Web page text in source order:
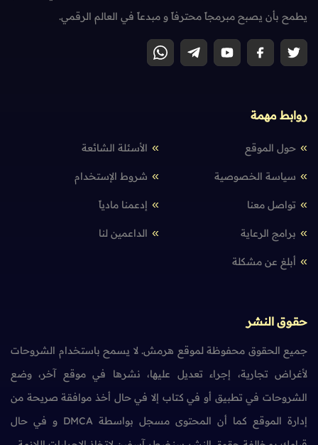
يطمح بأن يصبح مبرمجاً محترفاً و مبدعاً في العالم الرقمي.
روابط مهمة
حول الموقع الأسئلة الشائعة
سياسة الخصوصية شروط الإستخدام
تواصل معنا إدعمنا مادياً
برامج الرعاية الداعمين لنا
أبلغ عن مشكلة
حقوق النشر
جميع الحقوق محفوظة لموقع هرمش. لا يسمح باستخدام الشروحات
لأغراض تجارية، إجراء تعديل عليها، نشرها في موقع آخر، وضع
الشروحات في تطبيق أو في كتاب إلا في حال أخذ موافقة صريحة من
إدارة الموقع كما أن المحتوى مسجل بواسطة DMCA و في حال